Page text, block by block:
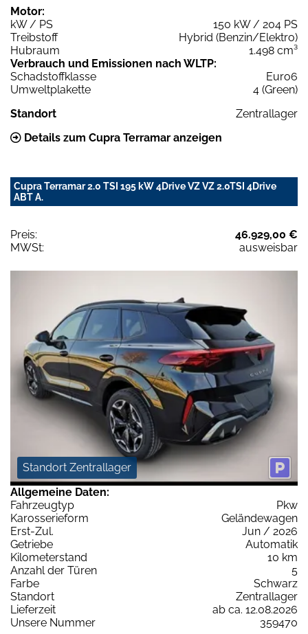
Motor:
kW / PS
150 kW / 204 PS
Treibstoff
Hybrid (Benzin/Elektro)
Hubraum
1.498 cm³
Verbrauch und Emissionen nach WLTP:
Schadstoffklasse
Euro6
Umweltplakette
4 (Green)
Standort
Zentrallager
Details zum Cupra Terramar anzeigen
Cupra Terramar 2.0 TSI 195 kW 4Drive VZ VZ 2.0TSI 4Drive
ABT A.
Preis:
46.929,00 €
MWSt:
ausweisbar
Standort Zentrallager
Allgemeine Daten:
Fahrzeugtyp
Pkw
Karosserieform
Geländewagen
Erst-Zul.
Jun / 2026
Getriebe
Automatik
Kilometerstand
10 km
Anzahl der Türen
5
Farbe
Schwarz
Standort
Zentrallager
Lieferzeit
ab ca. 12.08.2026
Unsere Nummer
359470